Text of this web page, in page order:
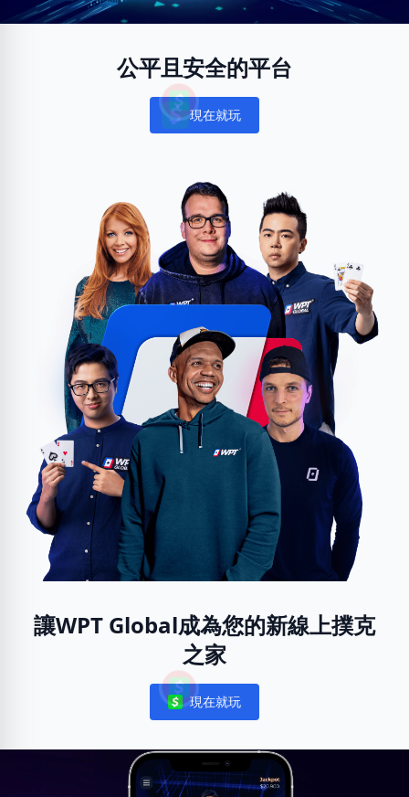
公平且安全的平台
Notifications
現在就玩
讓WPT Global成為您的新線上撲克
之家
Notifications
現在就玩